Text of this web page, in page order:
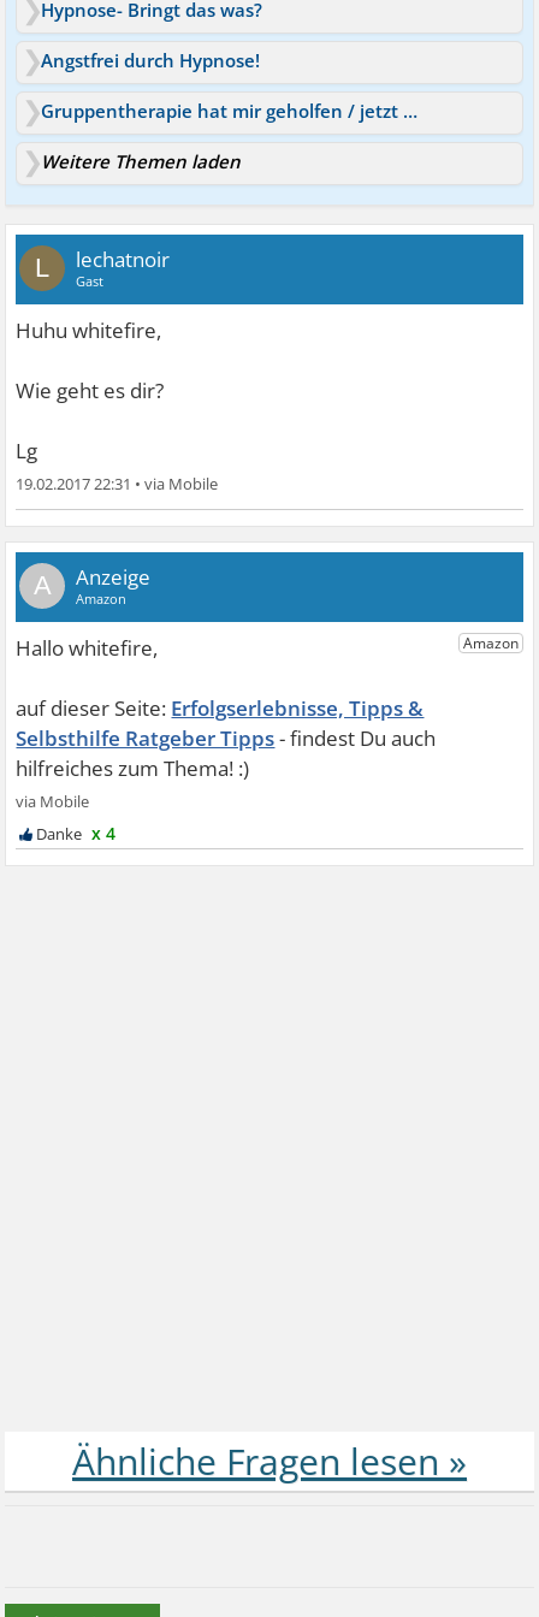
Hypnose- Bringt das was?
Angstfrei durch Hypnose!
Gruppentherapie hat mir geholfen / jetzt noch Hypnose
Weitere Themen laden
L lechatnoir
Gast
Huhu whitefire,
Wie geht es dir?
Lg
19.02.2017 22:31 •
A
Erfolgserlebnisse, Tipps &
Selbsthilfe Ratgeber Tipps
x 4